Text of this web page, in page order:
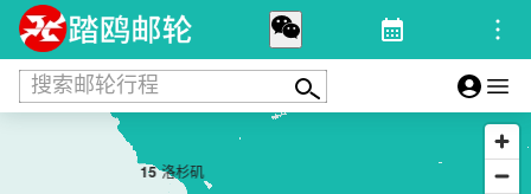
搜索邮轮行程
15 洛杉矶